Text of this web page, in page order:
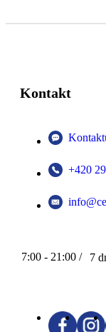
Kontakt
+420
7:00 - 21:00 / 7